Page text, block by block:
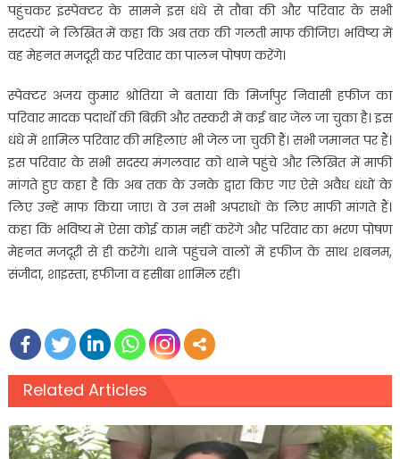
पहुंचकर इंस्पेक्टर के सामने इस धंधे से तौबा की और परिवार के सभी
सदस्यों ने लिखित में कहा कि अब तक की गलती माफ कीजिए। भविष्य में
वह मेहनत मजदूरी कर परिवार का पालन पोषण करेंगे।
स्पेक्टर अजय कुमार श्रोतिया ने बताया कि मिर्जापुर निवासी हफीज का
परिवार मादक पदार्थों की बिक्री और तस्करी में कई बार जेल जा चुका है। इस
धंधे में शामिल परिवार की महिलाएं भी जेल जा चुकी हैं। सभी जमानत पर हैं।
इस परिवार के सभी सदस्य मंगलवार को थाने पहुंचे और लिखित में माफी
मांगते हुए कहा है कि अब तक के उनके द्वारा किए गए ऐसे अवैध धंधों के
लिए उन्हें माफ किया जाए। वे उन सभी अपराधों के लिए माफी मांगते हैं।
कहा कि भविष्य में ऐसा कोई काम नहीं करेंगे और परिवार का भरण पोषण
मेहनत मजदूरी से ही करेंगे। थाने पहुंचने वालों में हफीज के साथ शबनम,
संजीदा, शाइस्ता, हफीजा व हसीबा शामिल रहीं।
Related Articles